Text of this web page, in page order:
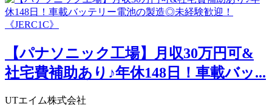
【パナソニック工場】月収30万円可&
社宅費補助あり♪年休148日！車載バッ...
UTエイム株式会社